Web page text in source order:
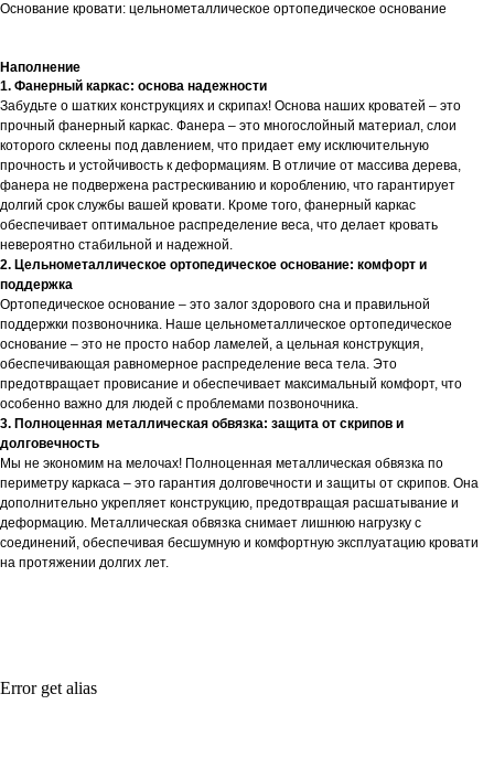
Основание кровати: цельнометаллическое ортопедическое основание
Наполнение
1. Фанерный каркас: основа надежности
Забудьте о шатких конструкциях и скрипах! Основа наших кроватей – это
прочный фанерный каркас. Фанера – это многослойный материал, слои
которого склеены под давлением, что придает ему исключительную
прочность и устойчивость к деформациям. В отличие от массива дерева,
фанера не подвержена растрескиванию и короблению, что гарантирует
долгий срок службы вашей кровати. Кроме того, фанерный каркас
обеспечивает оптимальное распределение веса, что делает кровать
невероятно стабильной и надежной.
2. Цельнометаллическое ортопедическое основание: комфорт и
поддержка
Ортопедическое основание – это залог здорового сна и правильной
поддержки позвоночника. Наше цельнометаллическое ортопедическое
основание – это не просто набор ламелей, а цельная конструкция,
обеспечивающая равномерное распределение веса тела. Это
предотвращает провисание и обеспечивает максимальный комфорт, что
особенно важно для людей с проблемами позвоночника.
3. Полноценная металлическая обвязка: защита от скрипов и
долговечность
Мы не экономим на мелочах! Полноценная металлическая обвязка по
периметру каркаса – это гарантия долговечности и защиты от скрипов. Она
дополнительно укрепляет конструкцию, предотвращая расшатывание и
деформацию. Металлическая обвязка снимает лишнюю нагрузку с
соединений, обеспечивая бесшумную и комфортную эксплуатацию кровати
на протяжении долгих лет.
Error get alias